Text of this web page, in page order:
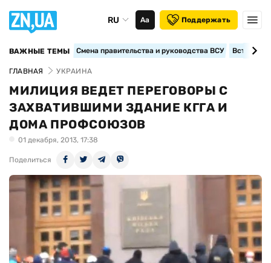
RU Аа Поддержать
ВАЖНЫЕ ТЕМЫ Смена правительства и руководства ВСУ
ГЛАВНАЯ УКРАИНА
МИЛИЦИЯ ВЕДЕТ ПЕРЕГОВОРЫ С
ЗАХВАТИВШИМИ ЗДАНИЕ КГГА И
ДОМА ПРОФСОЮЗОВ
01 декабря, 2013, 17:38
Поделиться